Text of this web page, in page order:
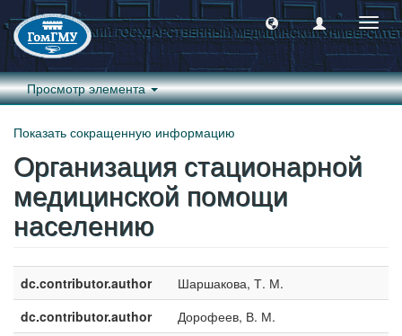
Просмотр элемента
Показать сокращенную информацию
Организация стационарной
медицинской помощи
населению
dc.contributor.author
Шаршакова, Т. М.
dc.contributor.author
Дорофеев, В. М.